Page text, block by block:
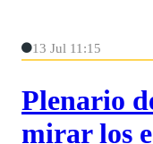
13 Jul 11:15
Plenario
mirar los